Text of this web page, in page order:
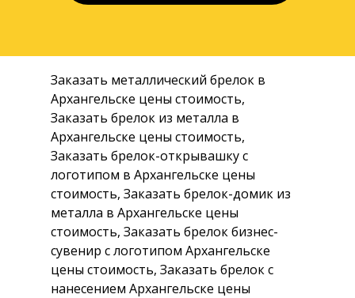
/// Новодвинск
Заказать металлический брелок в
Архангельске цены стоимость,
Заказать брелок из металла в
Архангельске цены стоимость,
Заказать брелок-открывашку с
логотипом в Архангельске цены
стоимость, Заказать брелок-домик из
металла в Архангельске цены
стоимость, Заказать брелок бизнес-
сувенир с логотипом Архангельске
цены стоимость, Заказать брелок с
нанесением Архангельске цены